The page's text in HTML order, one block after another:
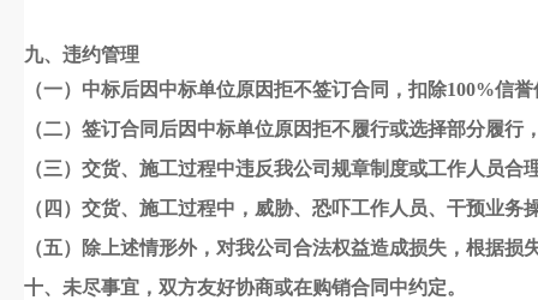
九、违约管理
（一）中标后因中标单位原因拒不签订合同，扣除100%信
（二）签订合同后因中标单位原因拒不履行或选择部分履行
（三）交货、施工过程中违反我公司规章制度或工作人员合
（四）交货、施工过程中，威胁、恐吓工作人员、干预业务
（五）除上述情形外，对我公司合法权益造成损失，根据损
十、未尽事宜，双方友好协商或在购销合同中约定。